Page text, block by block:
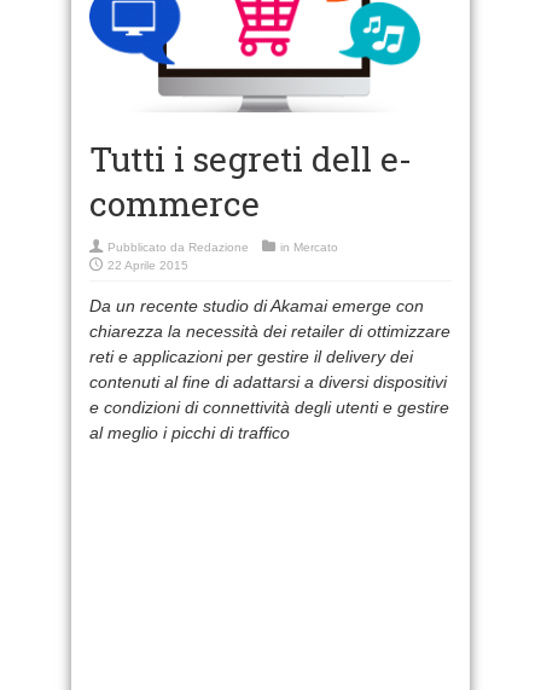
Tutti i segreti dell e-
commerce
Pubblicato da Redazione in Mercato
22 Aprile 2015
Da un recente studio di Akamai emerge con
chiarezza la necessità dei retailer di ottimizzare
reti e applicazioni per gestire il delivery dei
contenuti al fine di adattarsi a diversi dispositivi
e condizioni di connettività degli utenti e gestire
al meglio i picchi di traffico